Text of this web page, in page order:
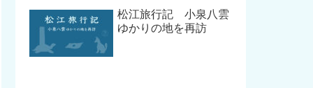
松江旅行記 小泉八雲
ゆかりの地を再訪